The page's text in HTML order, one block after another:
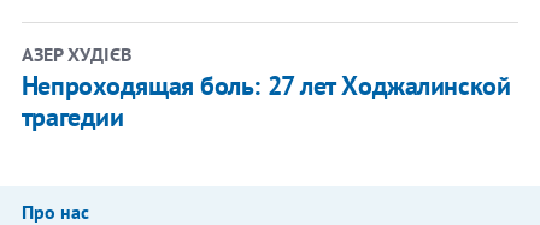
АЗЕР ХУДІЄВ
Непроходящая боль: 27 лет Ходжалинской
трагедии
Про нас